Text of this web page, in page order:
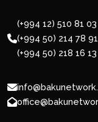
(+994 12) 510 81 03
(+994 50) 214 78 91
(+994 50) 218 16 13